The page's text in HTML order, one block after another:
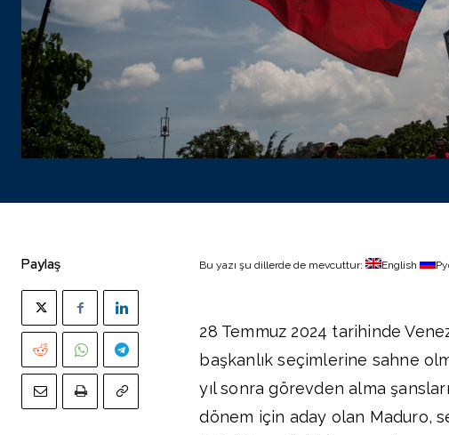
Paylaş Bu yazı şu dillerde de mevcuttur: English
28 Temmuz 2024 tarihinde
başkanlık seçimlerine sahne
yıl sonra görevden alma
dönem için aday olan Maduro,